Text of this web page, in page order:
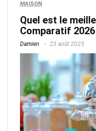
MAISON
Quel est le
Comparatif 2026
Damien 23 août 2025